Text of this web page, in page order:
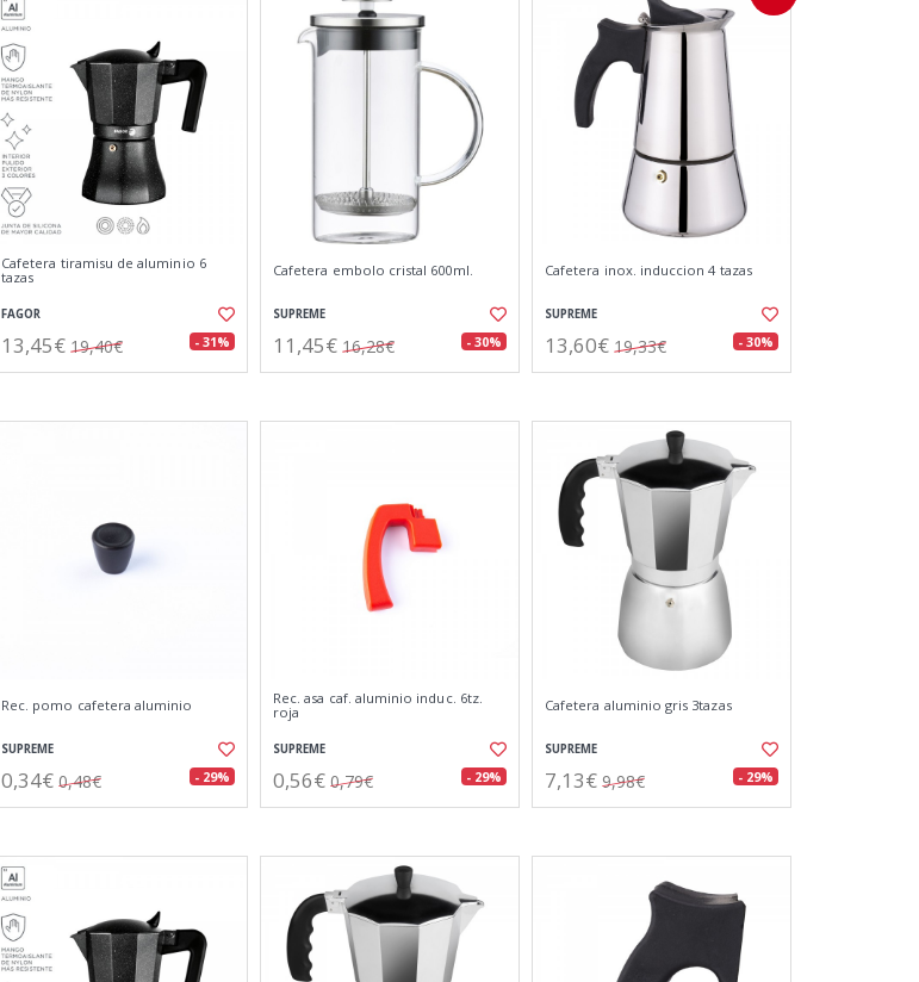
Cafetera tiramisu de aluminio 6
tazas
FAGOR
13,45€ 19,40€ - 31%
Cafetera embolo cristal 600ml.
SUPREME
11,45€ 16,28€ - 30%
Cafetera inox. induccion 4 tazas
SUPREME
13,60€ 19,33€ - 30%
Rec. pomo cafetera aluminio
SUPREME
0,34€ 0,48€ - 29%
Rec. asa caf. aluminio induc. 6tz.
roja
SUPREME
0,56€ 0,79€ - 29%
Cafetera aluminio gris 3tazas
SUPREME
7,13€ 9,98€ - 29%